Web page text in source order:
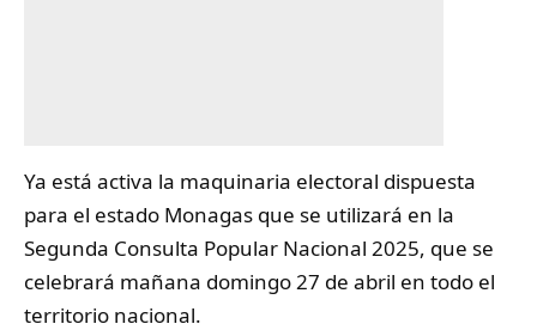
Ya está activa la maquinaria electoral dispuesta
para el estado Monagas que se utilizará en la
Segunda Consulta Popular Nacional 2025, que se
celebrará mañana domingo 27 de abril en todo el
territorio nacional.